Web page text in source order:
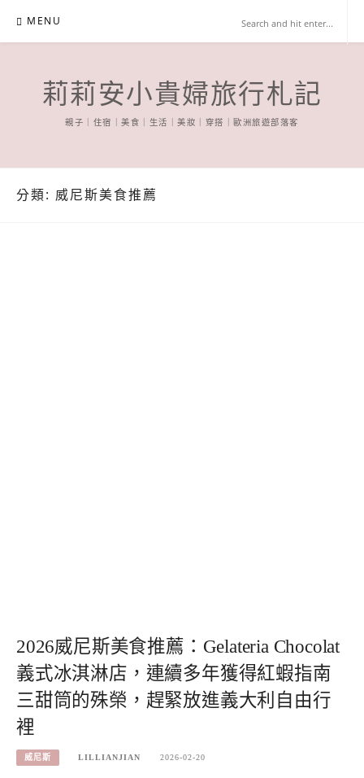
content
MENU
莉莉安小貴婦旅行札記
親子｜住宿｜美食｜生活｜美妝｜穿搭｜歐洲旅遊部落客
分類: 威尼斯美食推薦
2026威尼斯美食推薦：Gelateria Chocolat
義式冰淇淋店，連續多年獲得紅蝦指南
三甜筒的殊榮，趕緊放進義大利自由行
裡
威尼斯 LILLIANJIAN 2026-02-20